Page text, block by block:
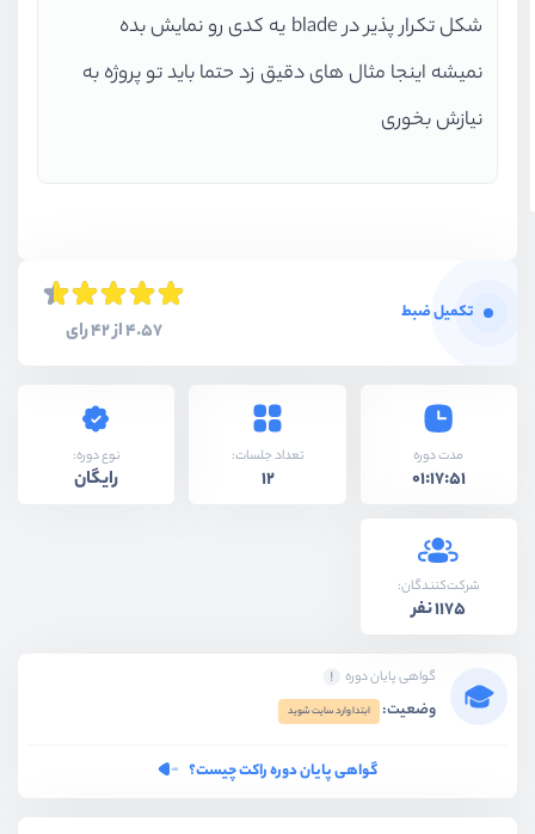
شکل تکرار پذیر در blade یه کدی رو نمایش بده
نمیشه اینجا مثال های دقیق زد حتما باید تو پروژه به
نیازش بخوری
تکمیل ضبط
4.57 از 42 رای
مدت دوره
01:17:51
تعداد جلسات:
12
نوع دوره:
رایگان
شرکت‌کنندگان:
1175 نفر
گواهی پایان دوره
وضعیت: ابتدا وارد سایت شوید
گواهی پایان دوره راکت چیست؟